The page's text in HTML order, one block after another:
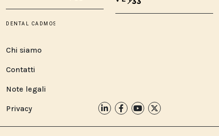
Chi siamo
Contatti
Note legali
Privacy